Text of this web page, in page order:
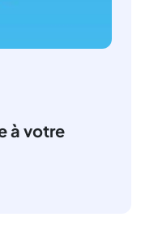
à votre